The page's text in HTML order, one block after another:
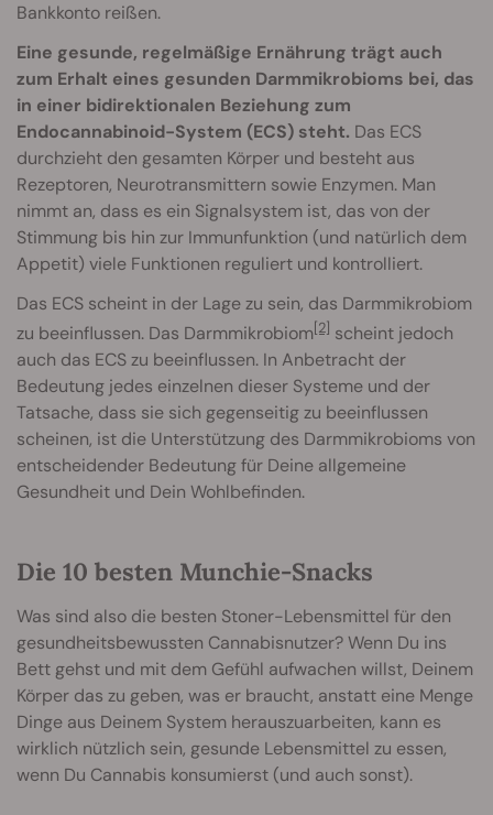
Bankkonto reißen.
Eine gesunde, regelmäßige Ernährung trägt auch
zum Erhalt eines gesunden Darmmikrobioms bei, das
in einer bidirektionalen Beziehung zum
Endocannabinoid-System (ECS) steht. Das ECS
durchzieht den gesamten Körper und besteht aus
Rezeptoren, Neurotransmittern sowie Enzymen. Man
nimmt an, dass es ein Signalsystem ist, das von der
Stimmung bis hin zur Immunfunktion (und natürlich dem
Appetit) viele Funktionen reguliert und kontrolliert.
Das ECS scheint in der Lage zu sein, das Darmmikrobiom
zu beeinflussen. Das Darmmikrobiom[2] scheint jedoch
auch das ECS zu beeinflussen. In Anbetracht der
Bedeutung jedes einzelnen dieser Systeme und der
Tatsache, dass sie sich gegenseitig zu beeinflussen
scheinen, ist die Unterstützung des Darmmikrobioms von
entscheidender Bedeutung für Deine allgemeine
Gesundheit und Dein Wohlbefinden.
Die 10 besten Munchie-Snacks
Was sind also die besten Stoner-Lebensmittel für den
gesundheitsbewussten Cannabisnutzer? Wenn Du ins
Bett gehst und mit dem Gefühl aufwachen willst, Deinem
Körper das zu geben, was er braucht, anstatt eine Menge
Dinge aus Deinem System herauszuarbeiten, kann es
wirklich nützlich sein, gesunde Lebensmittel zu essen,
wenn Du Cannabis konsumierst (und auch sonst).